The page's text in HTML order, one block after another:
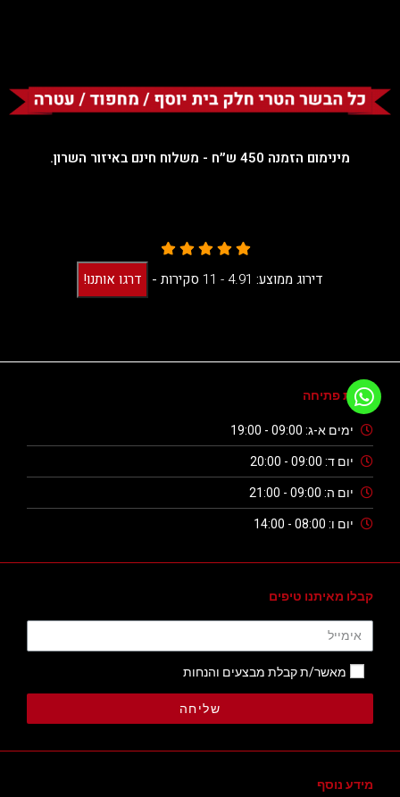
מינימום הזמנה 450 ש״ח - משלוח חינם באיזור השרון.
דירוג ממוצע: 4.91 -
11 סקירות - דרגו אותנו!
שעות פתיחה
ימים א-ג: 09:00 - 19:00
יום ד: 09:00 - 20:00
יום ה: 09:00 - 21:00
יום ו: 08:00 - 14:00
קבלו מאיתנו טיפים
מאשר/ת קבלת מבצעים והנחות
שליחה
מידע נוסף